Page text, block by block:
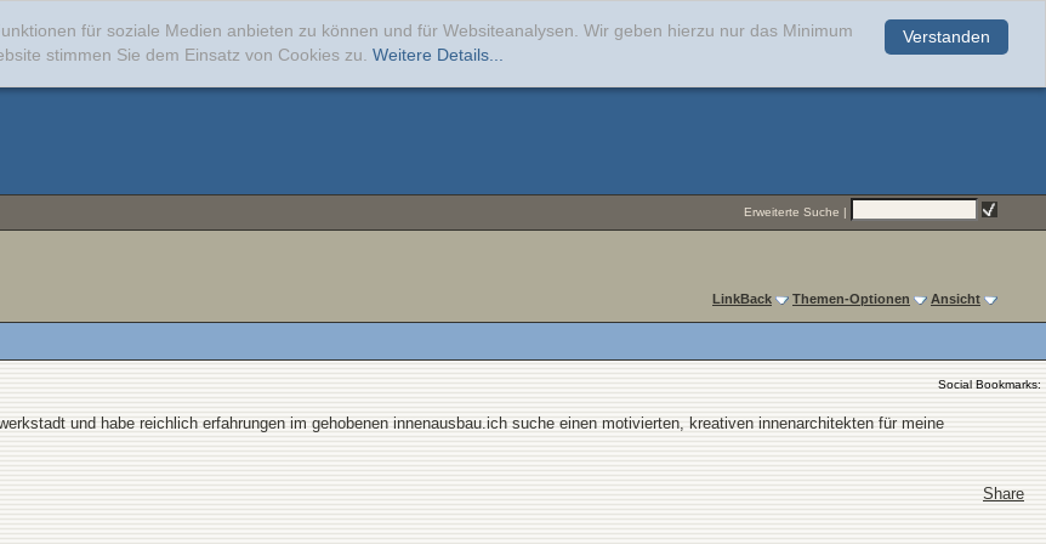
Verstanden
für soziale Medien anbieten zu können und für Websiteanalysen. Wir geben hierzu nur das Minimum
stimmen Sie dem Einsatz von Cookies zu. Weitere Details...
Erweiterte Suche |
LinkBack Themen-Optionen Ansicht
Social Bookmarks:
und habe reichlich erfahrungen im gehobenen innenausbau.ich suche einen motivierten, kreativen innenarchitekten für meine
Share